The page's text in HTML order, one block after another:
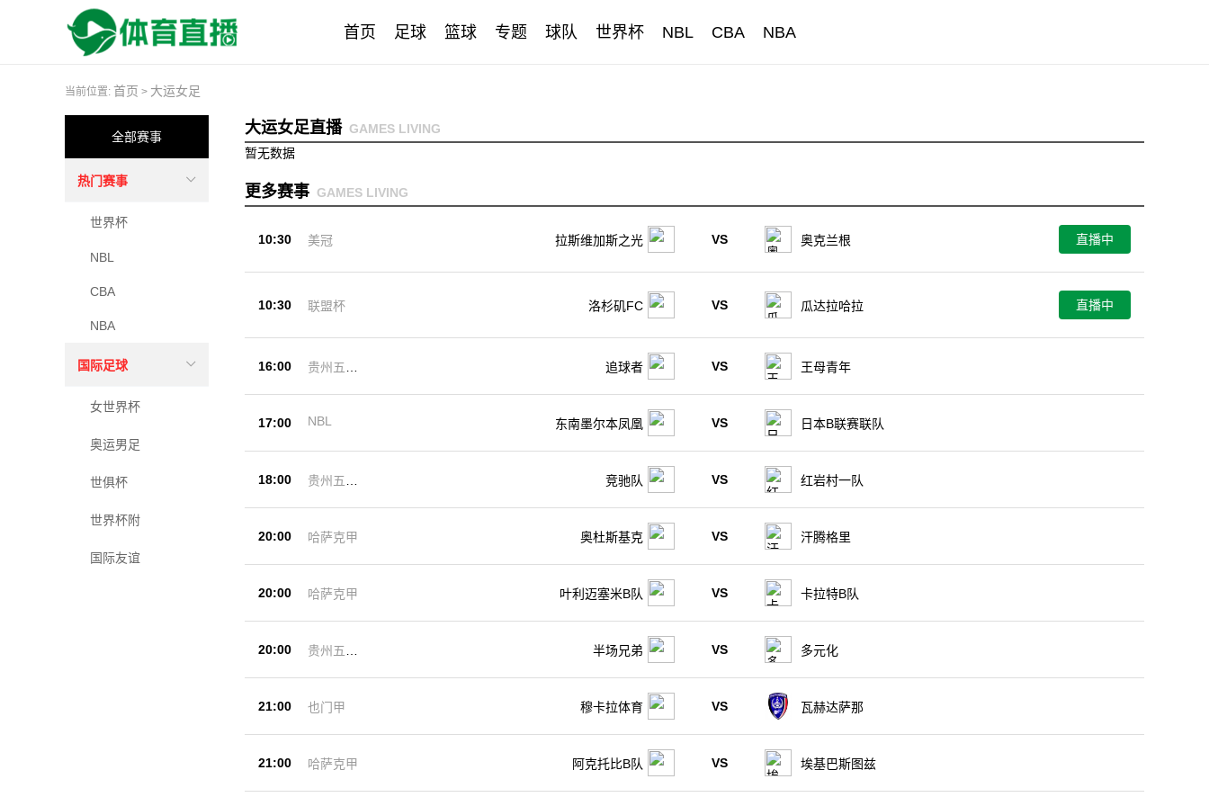
首页 足球 篮球 专题 球队 世界杯 NBL CBA NBA
当前位置: 首页 > 大运女足
全部赛事
热门赛事
世界杯
NBL
CBA
NBA
国际足球
女世界杯
奥运男足
世俱杯
世界杯附
国际友谊
大运女足直播 GAMES LIVING
暂无数据
更多赛事 GAMES LIVING
10:30 美冠 拉斯维加斯之光 VS 奥克兰根 直播中
10:30 联盟杯 洛杉矶FC VS 瓜达拉哈拉 直播中
16:00
贵州五峰
追球者 VS 王母青年
17:00 NBL 东南墨尔本凤凰 VS 日本B联赛联队
18:00
贵州五峰
竞驰队 VS 红岩村一队
20:00 哈萨克甲 奥杜斯基克 VS 汗腾格里
20:00 哈萨克甲 叶利迈塞米B队 VS 卡拉特B队
20:00
贵州五峰
半场兄弟 VS 多元化
21:00 也门甲 穆卡拉体育 VS 瓦赫达萨那
21:00 哈萨克甲 阿克托比B队 VS 埃基巴斯图兹